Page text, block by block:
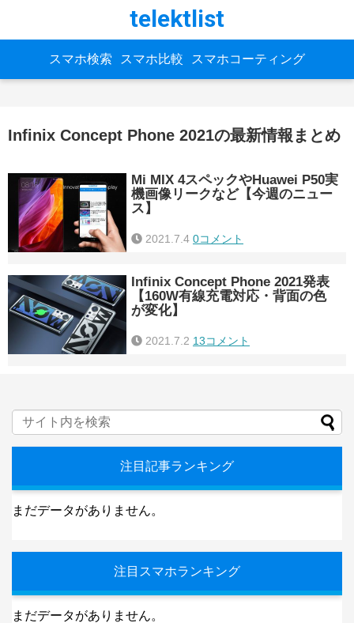
telektlist
スマホ検索 スマホ比較 スマホコーティング
Infinix Concept Phone 2021の最新情報まとめ
Mi MIX 4スペックやHuawei P50実
機画像リークなど【今週のニュー
ス】
2021.7.4 0コメント
Infinix Concept Phone 2021発表
【160W有線充電対応・背面の色
が変化】
2021.7.2 13コメント
注目記事ランキング
まだデータがありません。
注目スマホランキング
まだデータがありません。